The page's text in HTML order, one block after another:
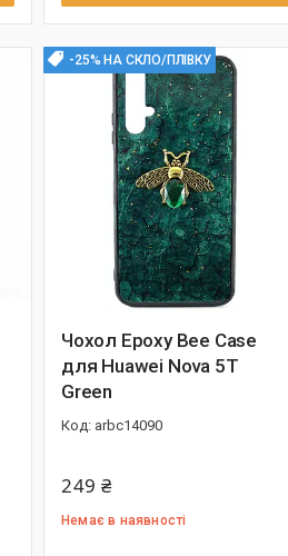
-25% НА СКЛО/ПЛІВКУ
Чохол Epoxy Bee Case
для Huawei Nova 5T
Green
arbc14090
249 ₴
Немає в наявності